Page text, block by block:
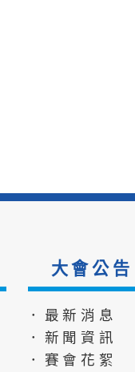
大會公告
．最新消息
．新聞資訊
．賽會花絮